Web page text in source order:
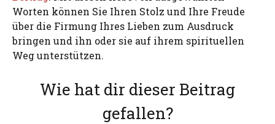
Worten können Sie Ihren Stolz und Ihre Freude
über die Firmung Ihres Lieben zum Ausdruck
bringen und ihn oder sie auf ihrem spirituellen
Weg unterstützen.
Wie hat dir dieser Beitrag
gefallen?